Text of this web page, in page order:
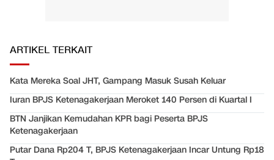
ARTIKEL TERKAIT
Kata Mereka Soal JHT, Gampang Masuk Susah Keluar
Iuran BPJS Ketenagakerjaan Meroket 140 Persen di Kuartal I
BTN Janjikan Kemudahan KPR bagi Peserta BPJS
Ketenagakerjaan
Putar Dana Rp204 T, BPJS Ketenagakerjaan Incar Untung Rp18